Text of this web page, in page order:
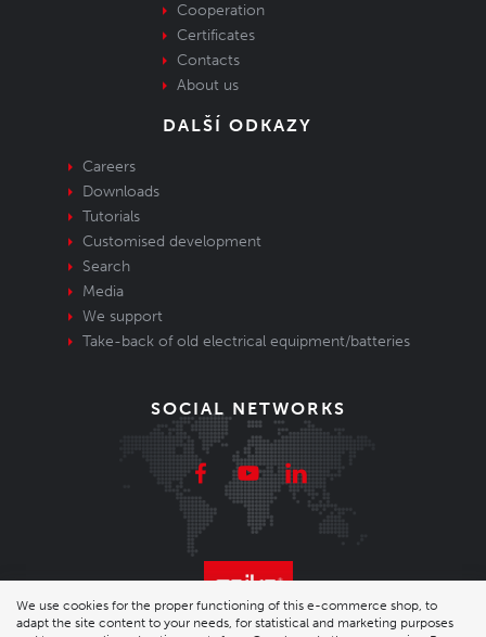
Cooperation
Certificates
Contacts
About us
DALŠÍ ODKAZY
Careers
Downloads
Tutorials
Customised development
Search
Media
We support
Take-back of old electrical equipment/batteries
SOCIAL NETWORKS
We use cookies for the proper functioning of this e-commerce shop, to
adapt the site content to your needs, for statistical and marketing purposes